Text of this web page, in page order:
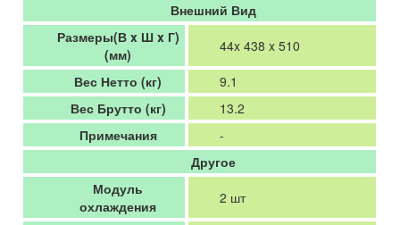
Внешний Вид
Размеры(В x Ш x Г)
(мм)
44x 438 x 510
Вес Нетто (кг)
9.1
Вес Брутто (кг)
13.2
Примечания
-
Другое
Модуль
охлаждения
2 шт